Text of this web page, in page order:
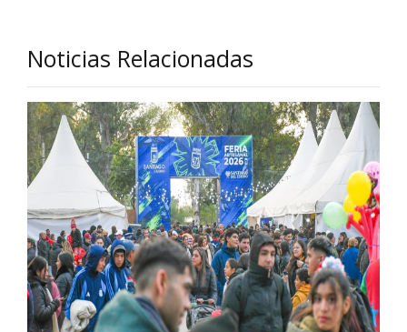
Noticias Relacionadas